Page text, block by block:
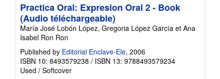
Practica Oral: Expresion Oral 2 - Book
(Audio téléchargeable)
María José Lobón López, Gregoria López García et Ana
Isabel Ron Ron
Published by Editorial Enclave-Ele, 2006
ISBN 10: 8493579238 / ISBN 13: 9788493579234
Used / Softcover